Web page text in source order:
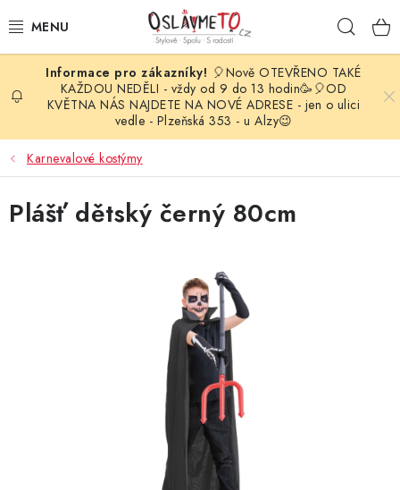
na
OSLAVA NAROZENIN
STYLOVÁ PARTY
DEKORACE A VÝZDOBA
BALÓNKY
SVATEBNÍ DOPLŇKY
BARVY NA OBLIČEJ A VLASY
🎈Nově OTEVŘENO TAKÉ
KAŽDOU NEDĚLI - vždy od 9 do 13 hodin🥳🎈OD
KVĚTNA NÁS NAJDETE NA NOVÉ ADRESE - jen o ulici
vedle - Plzeňská 353 - u Alzy😉
Karnevalové kostýmy
Plášť dětský černý 80cm